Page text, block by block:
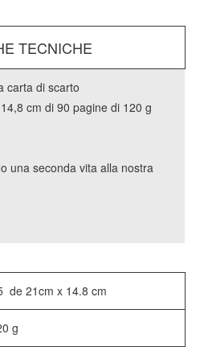
TECNICHE
carta di scarto
cm di 90 pagine di 120 g
una seconda vita alla nostra
de 21cm x 14.8 cm
g